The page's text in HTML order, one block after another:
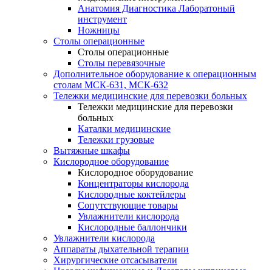
Анатомия Диагностика Лаборатоный
инструмент
Ножницы
Столы операционные
Столы операционные
Столы перевязочные
Дополнительное оборудование к операционным
столам МСК-631, МСК-632
Тележки медицинские для перевозки больных
Тележки медицинские для перевозки
больных
Каталки медицинские
Тележки грузовые
Вытяжные шкафы
Кислородное оборудование
Кислородное оборудование
Концентраторы кислорода
Кислородные коктейлеры
Сопутствующие товары
Увлажнители кислорода
Кислородные баллончики
Увлажнители кислорода
Аппараты дыхательной терапии
Хирургические отсасыватели